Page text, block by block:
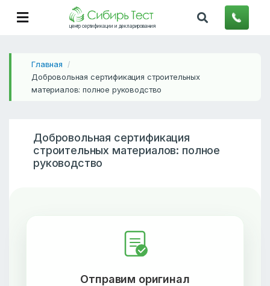
центр сертификации и декларирования
Главная /
Добровольная сертификация строительных
материалов: полное руководство
Добровольная сертификация
строительных материалов: полное
руководство
Отправим оригинал